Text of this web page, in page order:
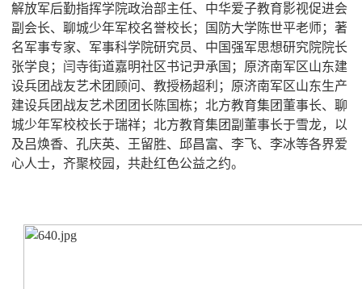
解放军后勤指挥学院政治部主任、中华爱子教育影视促进会
副会长、聊城少年军校名誉校长；国防大学陈世平老师；著
名军事专家、军事科学院研究员、中国强军思想研究院院长
张学良；闫寺街道嘉明社区书记尹承国；原济南军区山东建
设兵团战友艺术团顾问、教授杨超利；原济南军区山东生产
建设兵团战友艺术团团长陈国栋；北方教育集团董事长、聊
城少年军校校长于瑞祥；北方教育集团副董事长于雪龙，以
及吕焕香、孔庆英、王留胜、邱昌富、李飞、李冰等各界爱
心人士，齐聚校园，共赴红色公益之约。